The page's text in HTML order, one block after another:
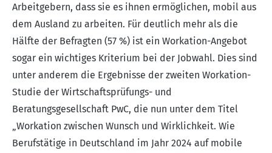
Arbeitgebern, dass sie es ihnen ermöglichen, mobil aus
dem Ausland zu arbeiten. Für deutlich mehr als die
Hälfte der Befragten (57 %) ist ein Workation-Angebot
sogar ein wichtiges Kriterium bei der Jobwahl. Dies sind
unter anderem die Ergebnisse der zweiten Workation-
Studie der Wirtschaftsprüfungs- und
Beratungsgesellschaft PwC, die nun unter dem Titel
„Workation zwischen Wunsch und Wirklichkeit. Wie
Berufstätige in Deutschland im Jahr 2024 auf mobile